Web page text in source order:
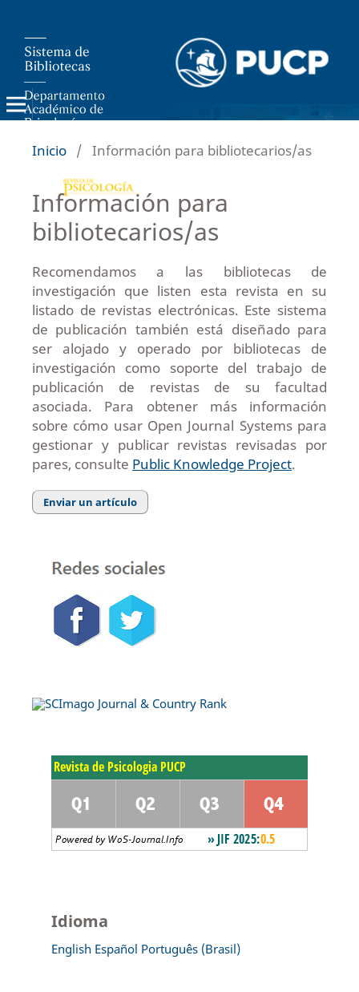
Inicio / Información para bibliotecarios/as
Información para
bibliotecarios/as
Recomendamos a las bibliotecas de
investigación que listen esta revista en su
listado de revistas electrónicas. Este sistema
de publicación también está diseñado para
ser alojado y operado por bibliotecas de
investigación como soporte del trabajo de
publicación de revistas de su facultad
asociada. Para obtener más información
sobre cómo usar Open Journal Systems para
gestionar y publicar revistas revisadas por
pares, consulte Public Knowledge Project.
Enviar un artículo
Idioma
English Español Português (Brasil)